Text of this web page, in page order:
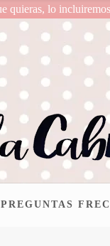
quieras, lo
PREGUNTAS